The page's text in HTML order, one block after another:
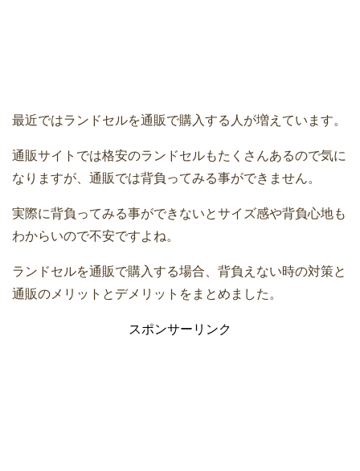
最近ではランドセルを通販で購入する人が増えています。
通販サイトでは格安のランドセルもたくさんあるので気に
なりますが、通販では背負ってみる事ができません。
実際に背負ってみる事ができないとサイズ感や背負心地も
わからいので不安ですよね。
ランドセルを通販で購入する場合、背負えない時の対策と
通販のメリットとデメリットをまとめました。
スポンサーリンク